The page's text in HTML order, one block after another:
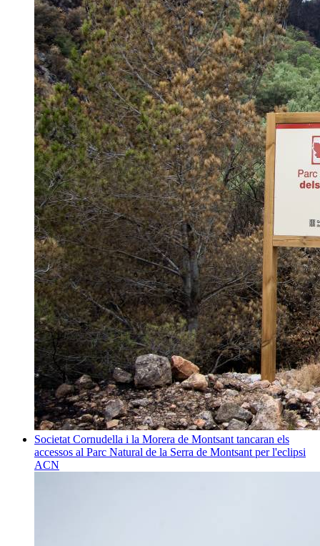
Societat Cornudella i la Morera de Montsant tancaran els
accessos al Parc Natural de la Serra de Montsant per l'eclipsi
ACN